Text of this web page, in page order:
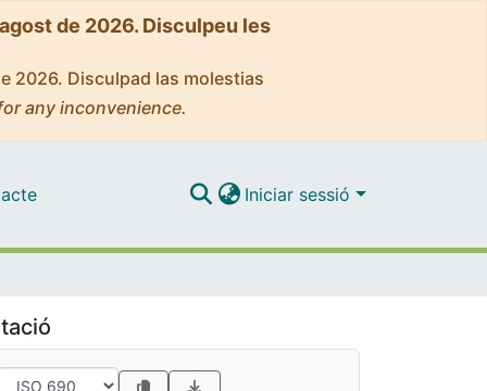
de 2026. Disculpeu les
2026. Disculpad las molestias
any inconvenience.
Iniciar sessió